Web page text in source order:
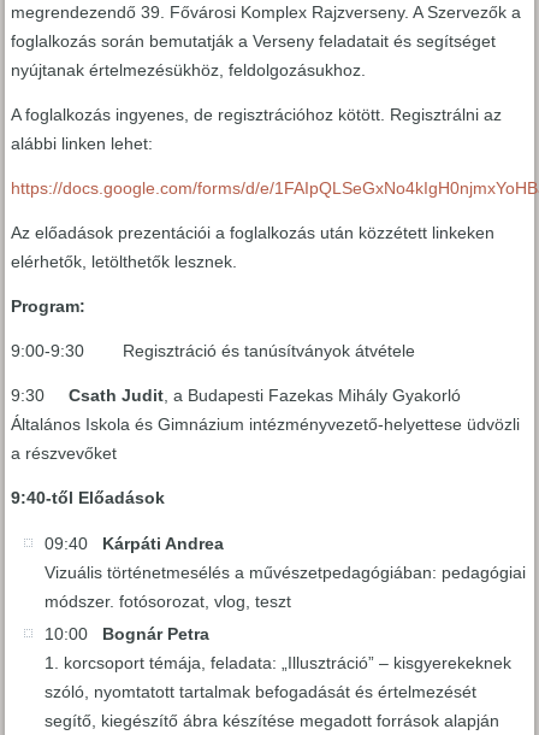
megrendezendő 39. Fővárosi Komplex Rajzverseny. A Szervezők a
foglalkozás során bemutatják a Verseny feladatait és segítséget
nyújtanak értelmezésükhöz, feldolgozásukhoz.
A foglalkozás ingyenes, de regisztrációhoz kötött. Regisztrálni az
alábbi linken lehet:
https://docs.google.com/forms/d/e/
Az előadások prezentációi a foglalkozás után közzétett linkeken
elérhetők, letölthetők lesznek.
Program:
9:00-9:30 Regisztráció és tanúsítványok átvétele
9:30Csath Judit , a Budapesti Fazekas Mihály Gyakorló
Általános Iskola és Gimnázium intézményvezető-helyettese üdvözli
a részvevőket
9:40-től Előadások
09:40 Kárpáti Andrea
Vizuális történetmesélés a művészetpedagógiában: pedagógiai
módszer. fotósorozat, vlog, teszt
10:00 Bognár Petra
1. korcsoport témája, feladata: „Illusztráció” – kisgyerekeknek
szóló, nyomtatott tartalmak befogadását és értelmezését
segítő, kiegészítő ábra készítése megadott források alapján